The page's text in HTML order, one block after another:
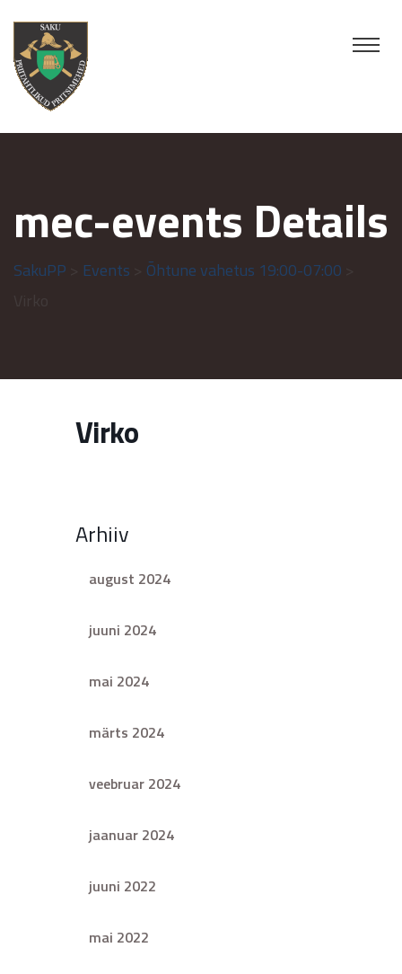
mec-events Details
SakuPP Events Õhtune vahetus 19:00-07:00
Virko
Arhiiv
august 2024
juuni 2024
mai 2024
märts 2024
veebruar 2024
jaanuar 2024
juuni 2022
mai 2022